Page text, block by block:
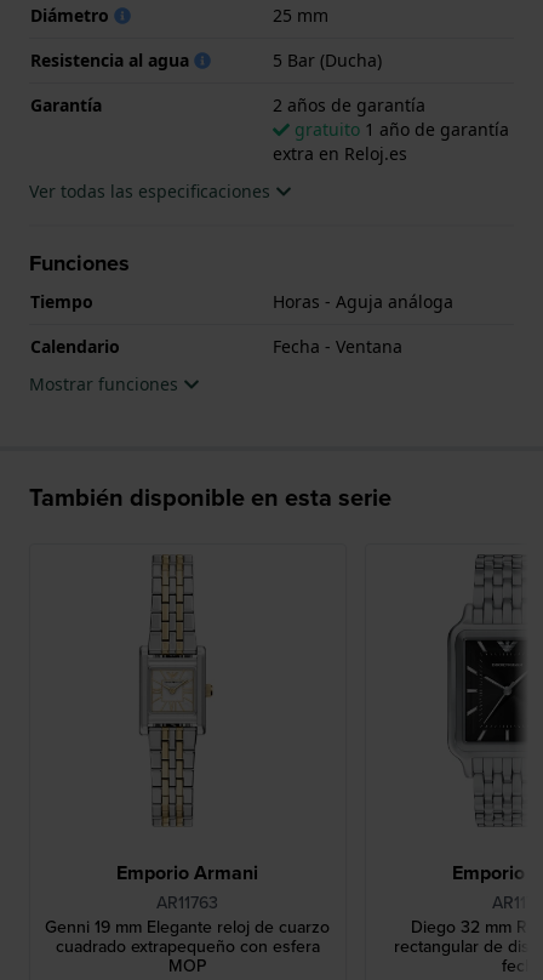
Diámetro
25 mm
Resistencia al agua
5 Bar (Ducha)
Garantía
2 años de garantía
gratuito 1 año de garantía
extra en Reloj.es
Ver todas las especificaciones
Funciones
Tiempo
Horas - Aguja análoga
Calendario
Fecha - Ventana
Mostrar funciones
También disponible en esta serie
Emporio Armani
AR11763
Genni 19 mm Elegante reloj de cuarzo
cuadrado extrapequeño con esfera
MOP
Emporio
Diego 32 mm
rectangular de
fecha